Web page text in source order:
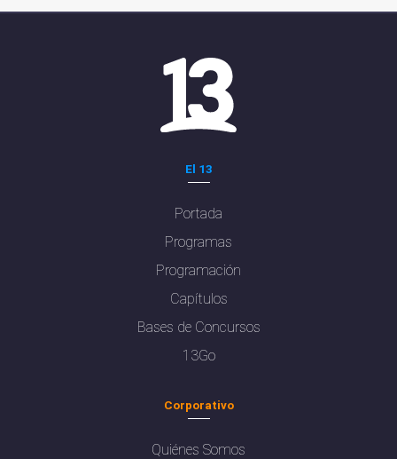
El 13
Portada
Programas
Programación
Capítulos
Bases de Concursos
13Go
Corporativo
Quiénes Somos